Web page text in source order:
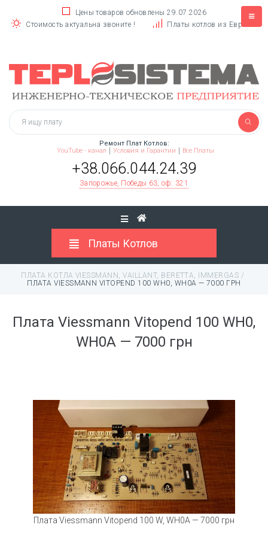
Цены товаров обновлены 29.07.2026
Стоимость актуальна звоните !
Платы котлов из Европы
Ремонт Плат Котлов:
YouTube - канал
Условия и Гарантии Все Платы
+38.066.044.24.39
Запорожье, Победы 63, оф: 321
Платы Котлов
ПЛАТА КОТЛА VIESSMANN, VAILLANT, BERETTA, IMMERGAS /
ПЛАТА VIESSMANN VITOPEND 100 WH0, WH0A — 7000 ГРН
Плата Viessmann Vitopend 100 WH0,
WH0A — 7000 грн
Плата Viessmann Vitopend 100 W, WH0A — 7000 грн